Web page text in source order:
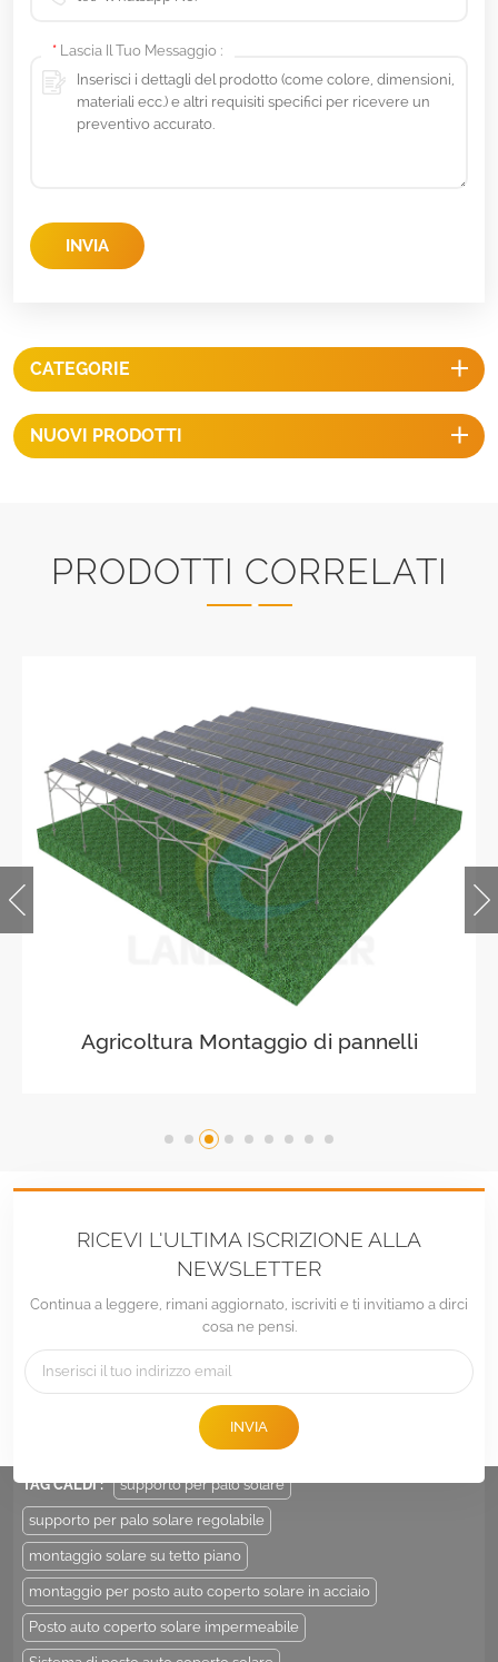
* Lascia Il Tuo Messaggio :
INVIA
CATEGORIE
NUOVI PRODOTTI
PRODOTTI CORRELATI
Agricoltura Montaggio di pannelli
RICEVI L'ULTIMA ISCRIZIONE ALLA
NEWSLETTER
Continua a leggere, rimani aggiornato, iscriviti e ti invitiamo a dirci
cosa ne pensi.
INVIA
tel :
+86 -592-6212776
Sales@LandpowerSolar.com
Add : Unit 206-9, No 15, Duiying Road, Jimei District, Xiamen, China
TAG CALDI : supporto per palo solare
supporto per palo solare regolabile
montaggio solare su tetto piano
montaggio per posto auto coperto solare in acciaio
Posto auto coperto solare impermeabile